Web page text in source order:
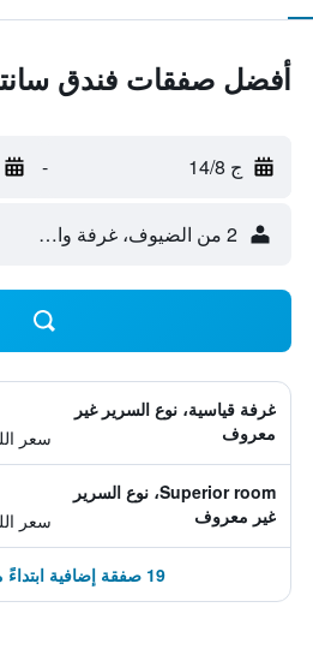
أفضل صفقات فندق
ج 14/8 -
2 من الضيوف، غرفة واحدة
غرفة قياسية، نوع السرير غير
معروف
سعر
Superior room، نوع السرير
غير معروف
سعر
19 صفقة إضافية ابتداءً من 453 ﷼